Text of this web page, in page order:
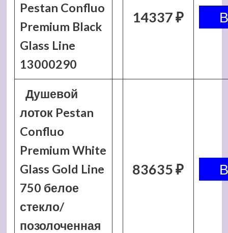
Pestan Confluo
Premium Black
Glass Line
13000290
14337 ₽
Душевой
лоток Pestan
Confluo
Premium White
Glass Gold Line
750 белое
стекло/
позолоченная
83635 ₽